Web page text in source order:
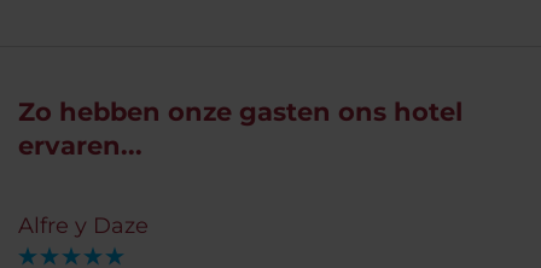
Zo hebben onze gasten ons hotel
ervaren...
Alfre y Daze